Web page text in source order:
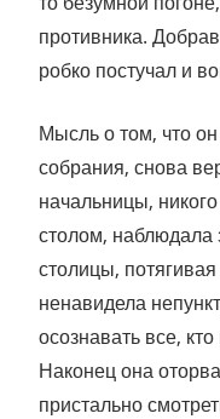
противника.
робко постучал и
Мысль о том, что он
собрания, снова
начальницы,
столом,
столицы,
ненавидела
осознавать все,
Наконец она
пристально